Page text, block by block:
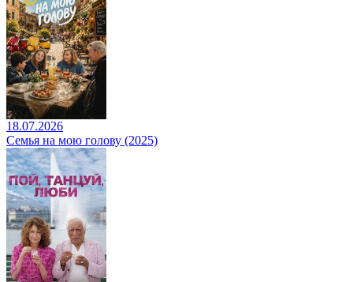
18.07.2026
Семья на мою голову (2025)